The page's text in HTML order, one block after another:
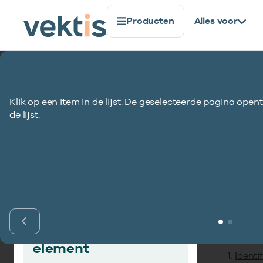
Producten Alles voor
Vind gegevens­
element
Klik op een item in de lijst. De geselecteerde pagina
de lijst.